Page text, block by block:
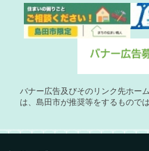
バナー広告及びそのリンク先ホー
は、島田市が推奨等をするもので